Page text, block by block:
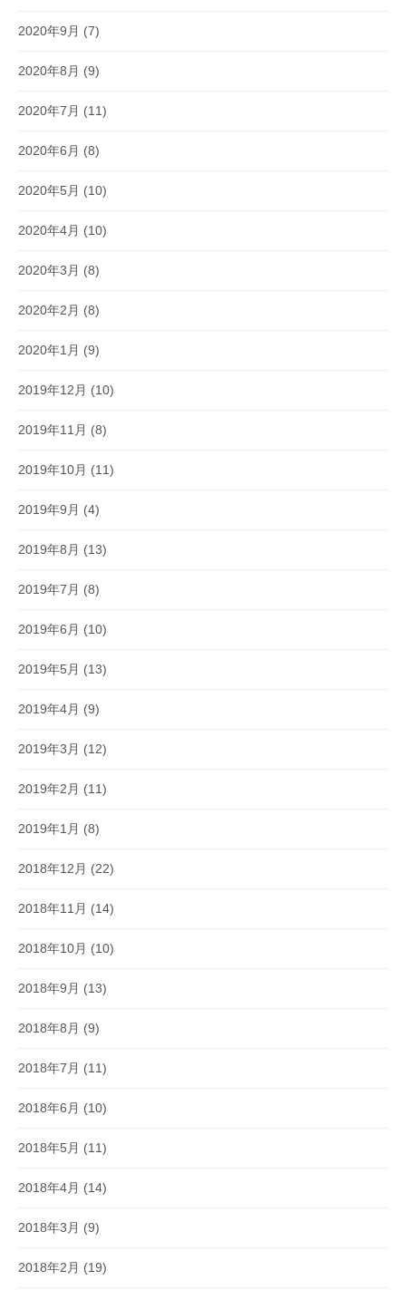
2020年9月 (7)
2020年8月 (9)
2020年7月 (11)
2020年6月 (8)
2020年5月 (10)
2020年4月 (10)
2020年3月 (8)
2020年2月 (8)
2020年1月 (9)
2019年12月 (10)
2019年11月 (8)
2019年10月 (11)
2019年9月 (4)
2019年8月 (13)
2019年7月 (8)
2019年6月 (10)
2019年5月 (13)
2019年4月 (9)
2019年3月 (12)
2019年2月 (11)
2019年1月 (8)
2018年12月 (22)
2018年11月 (14)
2018年10月 (10)
2018年9月 (13)
2018年8月 (9)
2018年7月 (11)
2018年6月 (10)
2018年5月 (11)
2018年4月 (14)
2018年3月 (9)
2018年2月 (19)